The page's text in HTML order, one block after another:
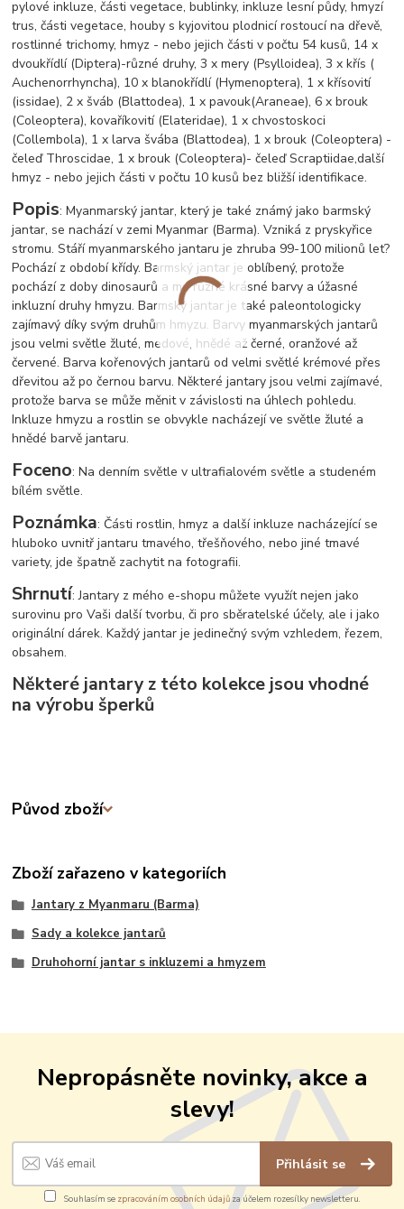
pylové inkluze, části vegetace, bublinky, inkluze lesní půdy, hmyzí
trus, části vegetace, houby s kyjovitou plodnicí rostoucí na dřevě,
rostlinné trichomy, hmyz - nebo jejich části v počtu 54 kusů, 14 x
dvoukřídlí (Diptera)-různé druhy, 3 x mery (Psylloidea), 3 x křís (
Auchenorrhyncha), 10 x blanokřídlí (Hymenoptera), 1 x křísovití
(issidae), 2 x šváb (Blattodea), 1 x pavouk(Araneae), 6 x brouk
(Coleoptera), kovaříkovití (Elateridae), 1 x chvostoskoci
(Collembola), 1 x larva švába (Blattodea), 1 x brouk (Coleoptera) -
čeleď Throscidae, 1 x brouk (Coleoptera)- čeleď Scraptiidae,další
hmyz - nebo jejich části v počtu 10 kusů bez bližší identifikace.
Popis: Myanmarský jantar, který je také známý jako barmský
jantar, se nachází v zemi Myanmar (Barma). Vzniká z pryskyřice
stromu. Stáří myanmarského jantaru je zhruba 99-100 milionů let?
Pochází z období křídy. Barmský jantar je oblíbený, protože
pochází z doby dinosaurů a má různé krásné barvy a úžasné
inkluzní druhy hmyzu. Barmský jantar je také paleontologicky
zajímavý díky svým druhům hmyzu. Barvy myanmarských jantarů
jsou velmi světle žluté, medové, hnědé až černé, oranžové až
červené. Barva kořenových jantarů od velmi světlé krémové přes
dřevitou až po černou barvu. Některé jantary jsou velmi zajímavé,
protože barva se může měnit v závislosti na úhlech pohledu.
Inkluze hmyzu a rostlin se obvykle nacházejí ve světle žluté a
hnědé barvě jantaru.
Foceno: Na denním světle v ultrafialovém světle a studeném
bílém světle.
Poznámka: Části rostlin, hmyz a další inkluze nacházející se
hluboko uvnitř jantaru tmavého, třešňového, nebo jiné tmavé
variety, jde špatně zachytit na fotografii.
Shrnutí: Jantary z mého e-shopu můžete využít nejen jako
surovinu pro Vaši další tvorbu, či pro sběratelské účely, ale i jako
originální dárek. Každý jantar je jedinečný svým vzhledem, řezem,
obsahem.
Některé jantary z této kolekce jsou vhodné
na výrobu šperků
Původ zboží
Zboží zařazeno v kategoriích
Jantary z Myanmaru (Barma)
Sady a kolekce jantarů
Druhohorní jantar s inkluzemi a hmyzem
Nepropásněte novinky, akce a
slevy!
Přihlásit se
Souhlasím se zpracováním osobních údajůza účelem rozesílky newsletteru.